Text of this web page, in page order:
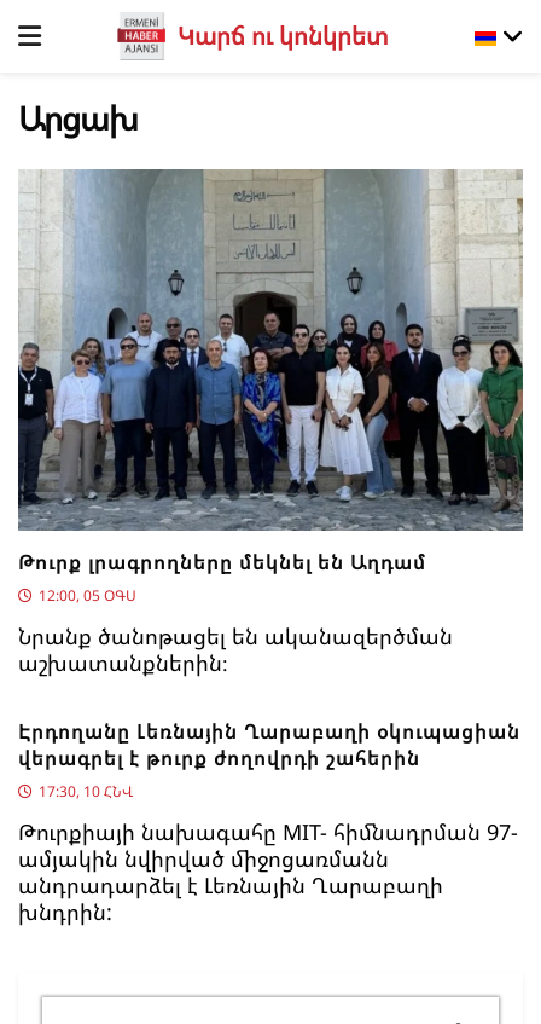
Կարճ ու կոնկրետ
Արցախ
Թուրք լրագրողները մեկնել են Աղդամ
12:00, 05 ՕԳՍ
Նրանք ծանոթացել են ականազերծման
աշխատանքներին։
Էրդողանը Լեռնային Ղարաբաղի օկուպացիան
վերագրել է թուրք ժողովրդի շահերին
17:30, 10 ՀՆՎ
Թուրքիայի նախագահը MIT- հիմնադրման 97-
ամյակին նվիրված միջոցառմանն
անդրադարձել է Լեռնային Ղարաբաղի
խնդրին: